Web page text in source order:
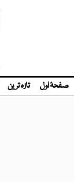
صفحۂ اول تازہ ترین